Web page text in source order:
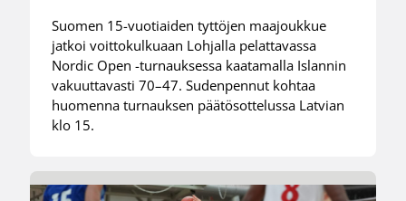
Suomen 15-vuotiaiden tyttöjen maajoukkue
jatkoi voittokulkuaan Lohjalla pelattavassa
Nordic Open -turnauksessa kaatamalla Islannin
vakuuttavasti 70–47. Sudenpennut kohtaa
huomenna turnauksen päätösottelussa Latvian
klo 15.